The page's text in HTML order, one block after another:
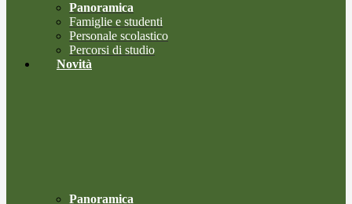
Panoramica
Famiglie e studenti
Personale scolastico
Percorsi di studio
Novità
Panoramica